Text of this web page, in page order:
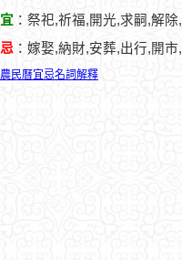
宜 ：祭祀,祈福,開光,求嗣,解
忌 ：嫁娶,納財,安葬,出行,開
農民曆宜忌名詞解釋